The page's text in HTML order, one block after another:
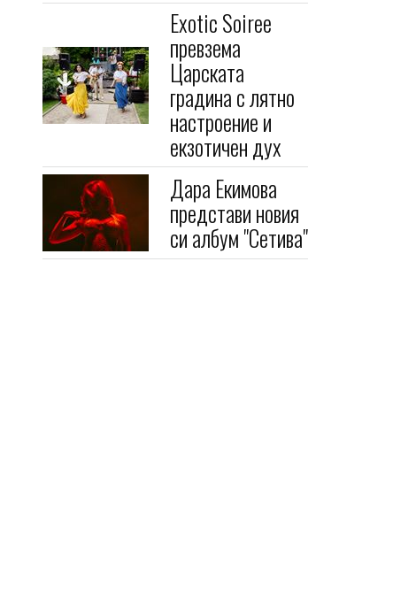
Exotic Soiree
превзема
Царската
градина с лятно
настроение и
екзотичен дух
Дара Екимова
представи новия
си албум "Сетива"